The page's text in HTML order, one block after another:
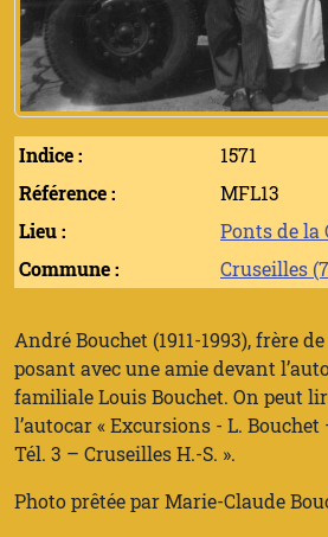
Indice :
1571
Référence :
MFL13
Lieu :
Ponts de la
Commune :
Cruseilles
André Bouchet (1911-1993), frère
posant avec une amie devant
familiale Louis Bouchet. On peut
l’autocar « Excursions - L.
Tél. 3 – Cruseilles H.-S. ».
Photo prêtée par Marie-Claude